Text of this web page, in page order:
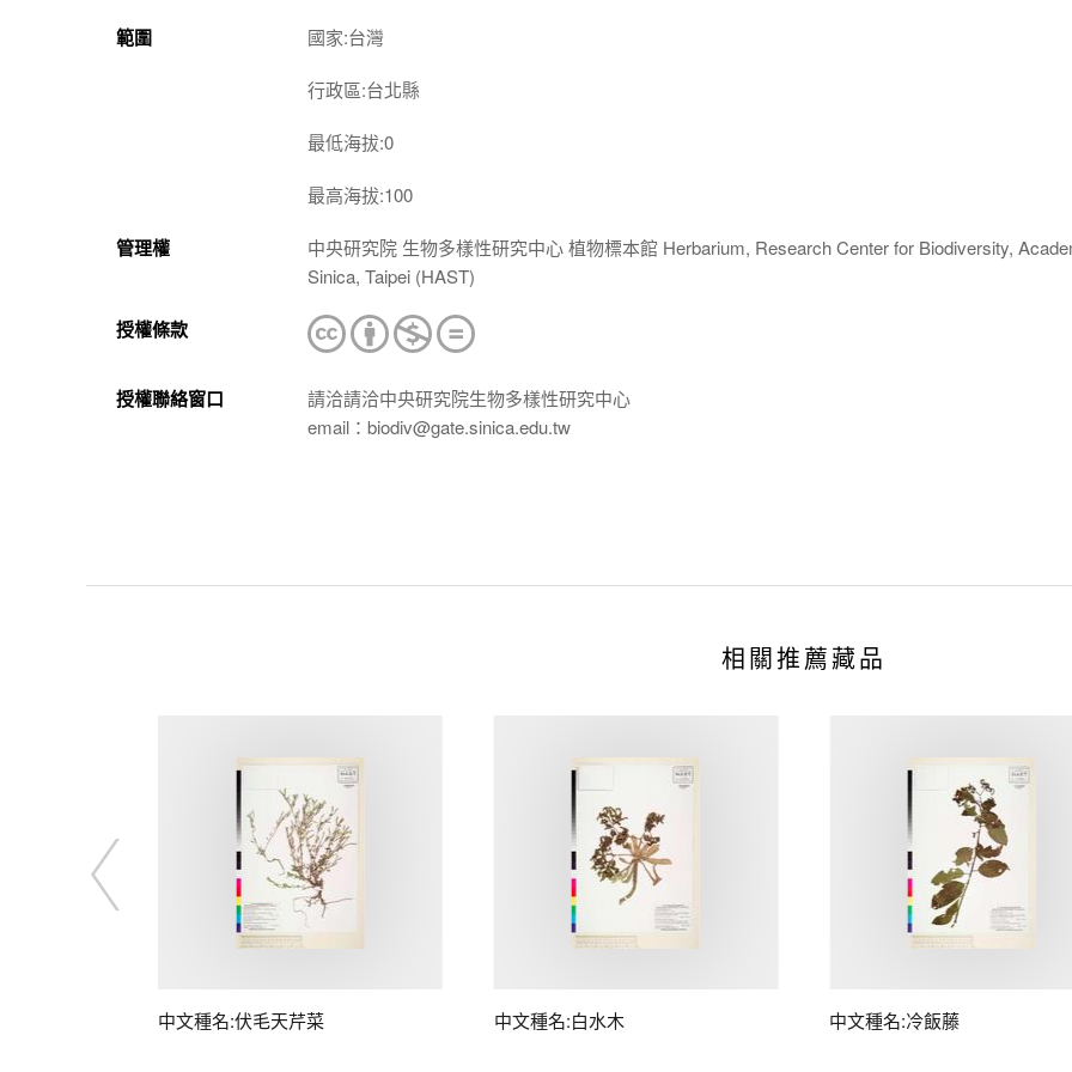
範圍 國家:台灣
行政區:台北縣
最低海拔:0
最高海拔:100
管理權
中央研究院 生物多樣性研究中心 植物標本館 Herbarium, Research Center for Biodiversity,
Sinica, Taipei (HAST)
授權條款
授權聯絡窗口
請洽請洽中央研究院生物多樣性研究中心
email：biodiv@gate.sinica.edu.tw
相關推薦藏品
中文種名:伏毛天芹菜 中文種名:白水木 中文種名:冷飯藤